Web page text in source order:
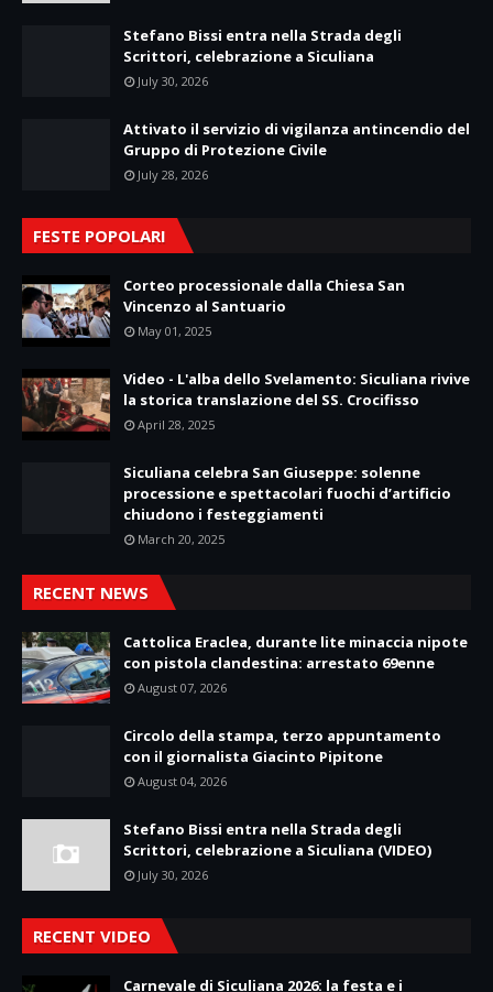
Stefano Bissi entra nella Strada degli
Scrittori, celebrazione a Siculiana
July 30, 2026
Attivato il servizio di vigilanza antincendio del
Gruppo di Protezione Civile
July 28, 2026
FESTE POPOLARI
Corteo processionale dalla Chiesa San
Vincenzo al Santuario
May 01, 2025
Video - L'alba dello Svelamento: Siculiana rivive
la storica translazione del SS. Crocifisso
April 28, 2025
Siculiana celebra San Giuseppe: solenne
processione e spettacolari fuochi d’artificio
chiudono i festeggiamenti
March 20, 2025
RECENT NEWS
Cattolica Eraclea, durante lite minaccia nipote
con pistola clandestina: arrestato 69enne
August 07, 2026
Circolo della stampa, terzo appuntamento
con il giornalista Giacinto Pipitone
August 04, 2026
Stefano Bissi entra nella Strada degli
Scrittori, celebrazione a Siculiana (VIDEO)
July 30, 2026
RECENT VIDEO
Carnevale di Siculiana 2026: la festa e i